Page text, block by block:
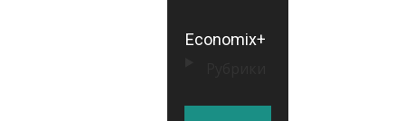
Economix+